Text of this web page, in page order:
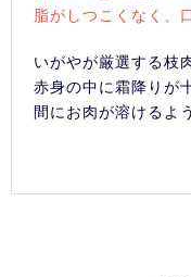
脂がしつこくなく、
いがやが厳選する枝
赤身の中に霜降りが
間にお肉が溶けるよ